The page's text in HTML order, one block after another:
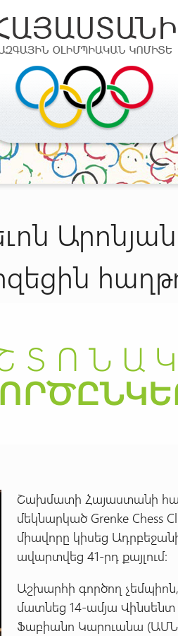
Շախմատի Հայաստանի
մեկնարկած Grenke
միավորը կիսեց
ավարտվեց 41-րդ քայլում:
Աշխարհի գործող
մատնեց 14-ամյա Վինսենտ
Ֆաբիանո Կարուանա